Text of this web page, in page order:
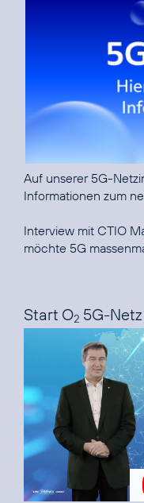
Auf unserer 5G-
Informationen zum
Interview mit CTIO
möchte 5G
Start O2 5G-